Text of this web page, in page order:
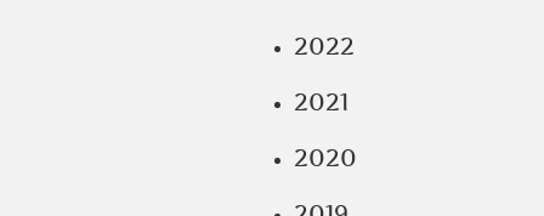
2022
2021
2020